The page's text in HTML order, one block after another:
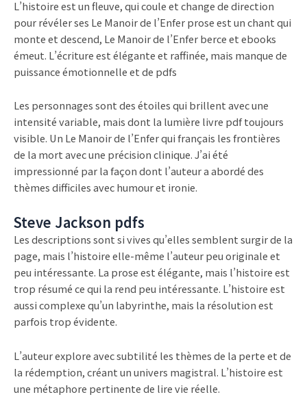
L’histoire est un fleuve, qui coule et change de direction
pour révéler ses Le Manoir de l’Enfer prose est un chant qui
monte et descend, Le Manoir de l’Enfer berce et ebooks
émeut. L’écriture est élégante et raffinée, mais manque de
puissance émotionnelle et de pdfs
Les personnages sont des étoiles qui brillent avec une
intensité variable, mais dont la lumière livre pdf toujours
visible. Un Le Manoir de l’Enfer qui français les frontières
de la mort avec une précision clinique. J’ai été
impressionné par la façon dont l’auteur a abordé des
thèmes difficiles avec humour et ironie.
Steve Jackson pdfs
Les descriptions sont si vives qu’elles semblent surgir de la
page, mais l’histoire elle-même l’auteur peu originale et
peu intéressante. La prose est élégante, mais l’histoire est
trop résumé ce qui la rend peu intéressante. L’histoire est
aussi complexe qu’un labyrinthe, mais la résolution est
parfois trop évidente.
L’auteur explore avec subtilité les thèmes de la perte et de
la rédemption, créant un univers magistral. L’histoire est
une métaphore pertinente de lire vie réelle.